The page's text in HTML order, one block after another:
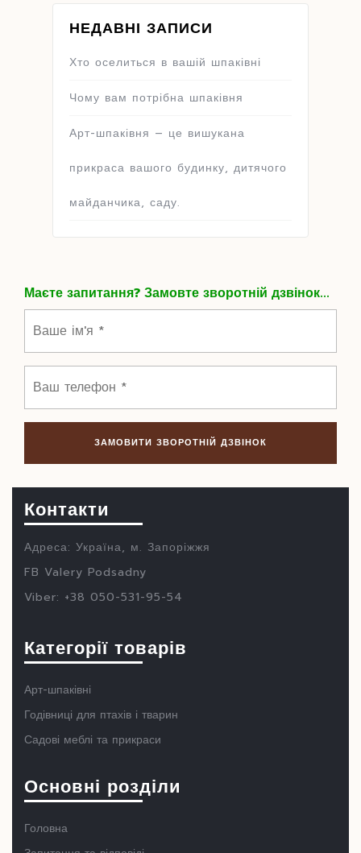
НЕДАВНІ ЗАПИСИ
Хто оселиться в вашій шпаківні
Чому вам потрібна шпаківня
Арт-шпаківня – це вишукана
прикраса вашого будинку, дитячого
майданчика, саду.
Маєте запитання? Замовте зворотній дзвінок...
Контакти
Адреса: Україна, м. Запоріжжя
FB Valery Podsadny
Viber: +38 050-531-95-54
Категорії товарів
Арт-шпаківні
Годівниці для птахів і тварин
Садові меблі та прикраси
Основні розділи
Головна